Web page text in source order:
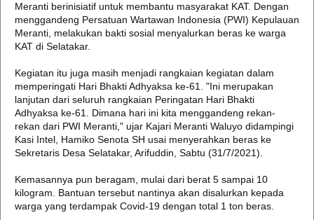
Meranti berinisiatif untuk membantu masyarakat KAT. Dengan
menggandeng Persatuan Wartawan Indonesia (PWI) Kepulauan
Meranti, melakukan bakti sosial menyalurkan beras ke warga
KAT di Selatakar.
Kegiatan itu juga masih menjadi rangkaian kegiatan dalam
memperingati Hari Bhakti Adhyaksa ke-61. "Ini merupakan
lanjutan dari seluruh rangkaian Peringatan Hari Bhakti
Adhyaksa ke-61. Dimana hari ini kita menggandeng rekan-
rekan dari PWI Meranti," ujar Kajari Meranti Waluyo didampingi
Kasi Intel, Hamiko Senota SH usai menyerahkan beras ke
Sekretaris Desa Selatakar, Arifuddin, Sabtu (31/7/2021).
Kemasannya pun beragam, mulai dari berat 5 sampai 10
kilogram. Bantuan tersebut nantinya akan disalurkan kepada
warga yang terdampak Covid-19 dengan total 1 ton beras.